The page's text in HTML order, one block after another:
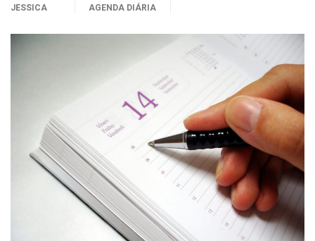
JESSICA
AGENDA DIÁRIA